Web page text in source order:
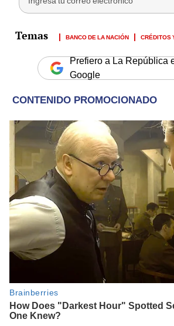
BANCO DE LA NACIÓN CRÉDITOS
Prefiero a La República
Google